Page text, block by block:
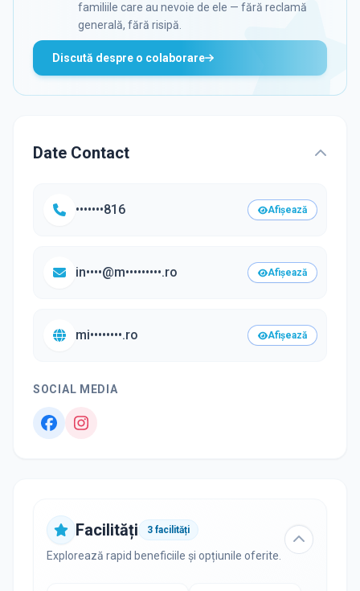
familiile care au nevoie de ele — fără reclamă
generală, fără risipă.
Discută despre o colaborare
Date Contact
•••••••816 Afișează
in••••@m•••••••••.ro Afișează
mi••••••••.ro Afișează
SOCIAL MEDIA
Facilități 3 facilități
Explorează rapid beneficiile și opțiunile oferite.